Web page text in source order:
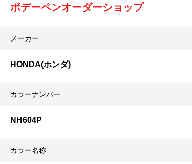
ボデーペンオーダーショップ
メーカー
HONDA(ホンダ)
カラーナンバー
NH604P
カラー名称